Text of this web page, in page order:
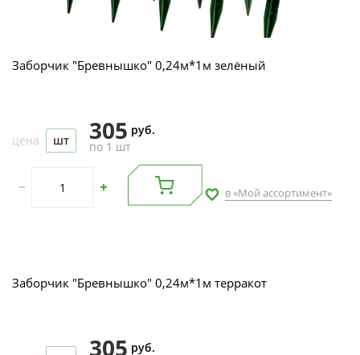
Заборчик "Бревнышко" 0,24м*1м зелёный
цена шт 305 руб.
по 1 шт
в «Мой ассортимент»
Заборчик "Бревнышко" 0,24м*1м терракот
305 руб.